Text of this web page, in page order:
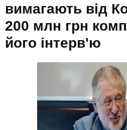
вимагають від
200 млн грн
його інтерв'ю